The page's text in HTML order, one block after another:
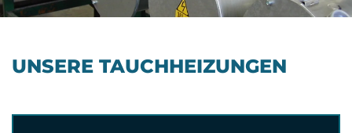
UNSERE TAUCHHEIZUNGEN